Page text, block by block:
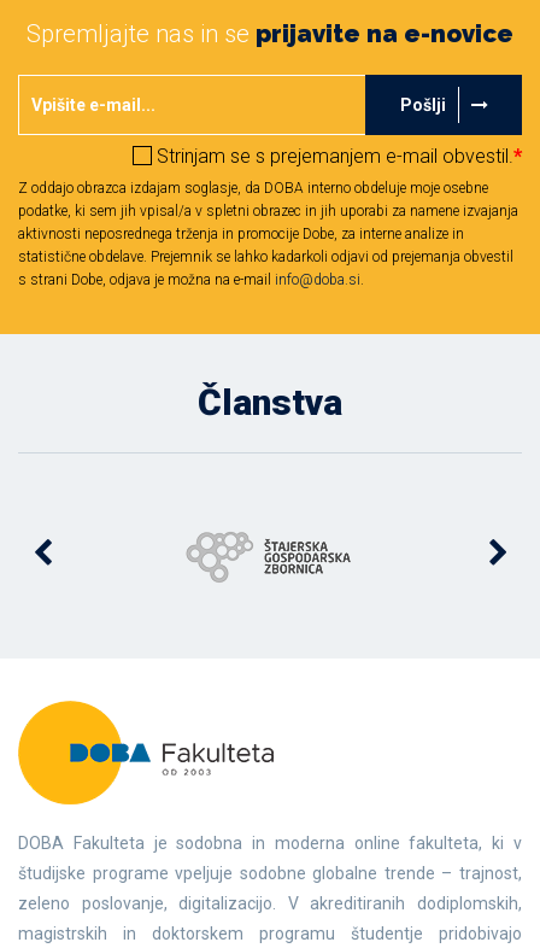
Spremljajte nas in se prijavite na e-novice
Pošlji
Strinjam se s prejemanjem e-mail obvestil.*
Z oddajo obrazca izdajam soglasje, da DOBA interno obdeluje moje osebne
podatke, ki sem jih vpisal/a v spletni obrazec in jih uporabi za namene izvajanja
aktivnosti neposrednega trženja in promocije Dobe, za interne analize in
statistične obdelave. Prejemnik se lahko kadarkoli odjavi od prejemanja obvestil
s strani Dobe, odjava je možna na e-mail info@doba.si.
Članstva
DOBA Fakulteta je sodobna in moderna online fakulteta, ki v
študijske programe vpeljuje sodobne globalne trende – trajnost,
zeleno poslovanje, digitalizacijo. V akreditiranih dodiplomskih,
magistrskih in doktorskem programu študentje pridobivajo